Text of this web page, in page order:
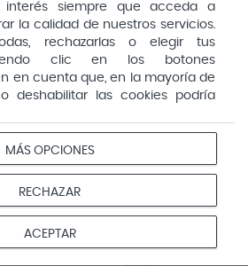
€
Beauty of Joseon
Light On Sérum
Centella y Vitamina
C 30ml
15,95 €
18,75 €
Promo
interés siempre que acceda a
la calidad de nuestros servicios.
rechazarlas o elegir tus
clic en los botones
en cuenta que, en la mayoría de
deshabilitar las cookies podría
o servicios ofrecidos a través
tus preferencias haz clic en la
de cookies de nuestro pie de
más información en nuestra
MÁS OPCIONES
RECHAZAR
ACEPTAR